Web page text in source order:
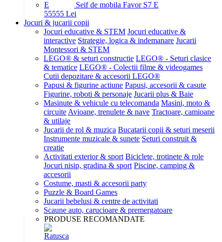
Seif de mobila Favor S7 E
55555 Lei
Jocuri & jucarii copii
Jocuri educative & STEM Jocuri educative &
interactive Strategie, logica & indemanare Jucarii
Montessori & STEM
LEGO® & seturi constructie LEGO® - Seturi clasice
& tematice LEGO® - Colectii filme & videogames
Cutii depozitare & accesorii LEGO®
Papusi & figurine actiune Papusi, accesorii & casute
Figurine, roboti & personaje Jucarii plus & Baie
Masinute & vehicule cu telecomanda Masini, moto &
circuite Avioane, trenulete & nave Tractoare, camioane
& utilaje
Jucarii de rol & muzica Bucatarii copii & seturi meserii
Instrumente muzicale & sunete Seturi construit &
creatie
Activitati exterior & sport Biciclete, trotinete & role
Jocuri nisip, gradina & sport Piscine, camping &
accesorii
Costume, masti & accesorii party
Puzzle & Board Games
Jucarii bebelusi & centre de activitati
Scaune auto, carucioare & premergatoare
PRODUSE RECOMANDATE